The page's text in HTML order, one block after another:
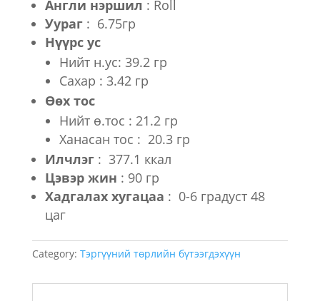
Англи нэршил : Roll
Уураг: 6.75гр
Нүүрс ус
Нийт н.ус: 39.2 гр
Сахар : 3.42 гр
Өөх тос
Нийт ө.тос : 21.2 гр
Ханасан тос : 20.3 гр
Илчлэг: 377.1 ккал
Цэвэр жин : 90 гр
Хадгалах хугацаа : 0-6 градуст 48
цаг
Category: Тэргүүний төрлийн бүтээгдэхүүн